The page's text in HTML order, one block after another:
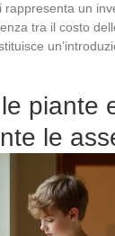
rappresenta un
tra il costo
piante
le